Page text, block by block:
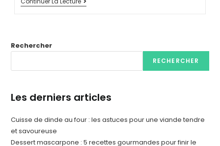
Rechercher
RECHERCHER
Les derniers articles
Cuisse de dinde au four : les astuces pour une viande tendre
et savoureuse
Dessert mascarpone : 5 recettes gourmandes pour finir le